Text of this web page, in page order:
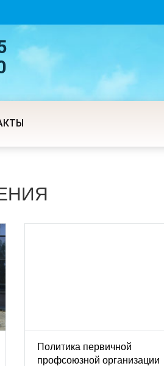
Политика первичной
профсоюзной организации